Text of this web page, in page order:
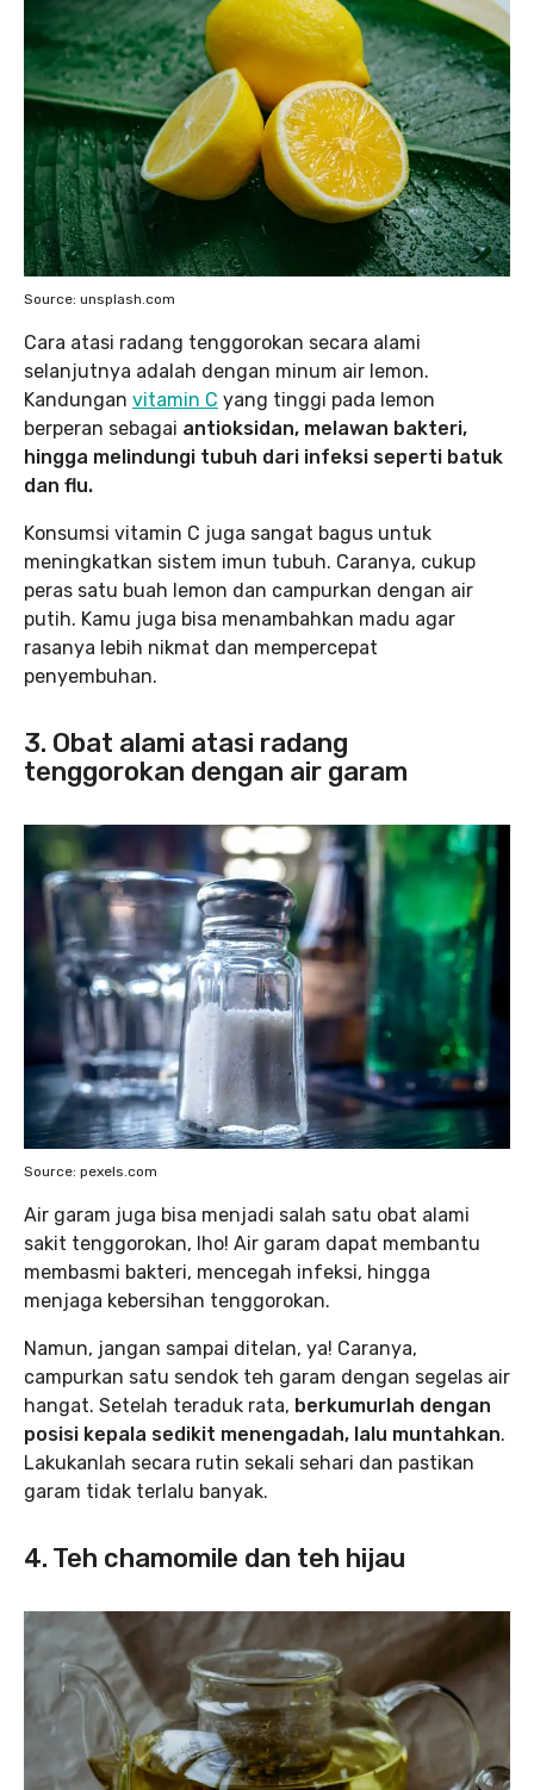
Source: unsplash.com
Cara atasi radang tenggorokan secara alami
selanjutnya adalah dengan minum air lemon.
Kandungan vitamin C yang tinggi pada lemon
berperan sebagai antioksidan, melawan bakteri,
hingga melindungi tubuh dari infeksi seperti batuk
dan flu.
Konsumsi vitamin C juga sangat bagus untuk
meningkatkan sistem imun tubuh. Caranya, cukup
peras satu buah lemon dan campurkan dengan air
putih. Kamu juga bisa menambahkan madu agar
rasanya lebih nikmat dan mempercepat
penyembuhan.
3. Obat alami atasi radang
tenggorokan dengan air garam
Source: pexels.com
Air garam juga bisa menjadi salah satu obat alami
sakit tenggorokan, lho! Air garam dapat membantu
membasmi bakteri, mencegah infeksi, hingga
menjaga kebersihan tenggorokan.
Namun, jangan sampai ditelan, ya! Caranya,
campurkan satu sendok teh garam dengan segelas air
hangat. Setelah teraduk rata, berkumurlah dengan
posisi kepala sedikit menengadah, lalu muntahkan.
Lakukanlah secara rutin sekali sehari dan pastikan
garam tidak terlalu banyak.
4. Teh chamomile dan teh hijau